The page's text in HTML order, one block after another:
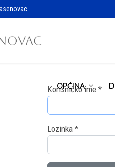
OPĆINA
Korisničko ime*
Lozinka*